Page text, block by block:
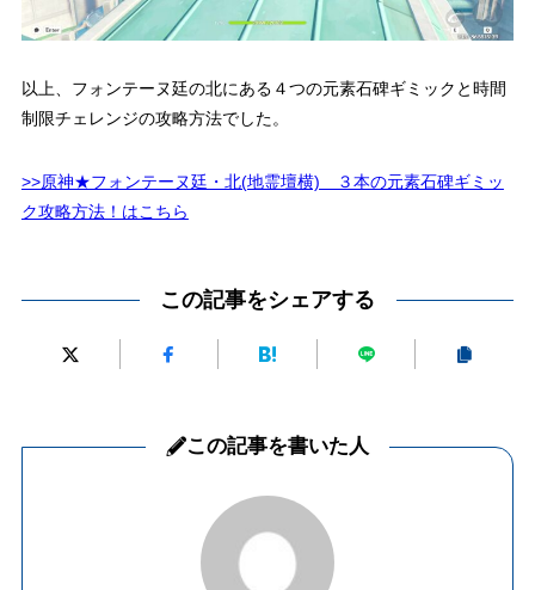
以上、フォンテーヌ廷の北にある４つの元素石碑ギミックと時間
制限チェレンジの攻略方法でした。
>>原神★フォンテーヌ廷・北(地霊壇横) ３本の元素石碑ギミッ
ク攻略方法！はこちら
この記事をシェアする
この記事を書いた人